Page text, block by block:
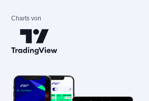
Charts von